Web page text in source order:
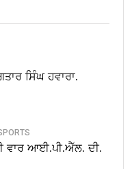
ਸਿੰਘ ਹਵਾਰਾ.
ਵਾਰ ਆਈ.ਪੀ.ਐੱਲ. ਦੀ.